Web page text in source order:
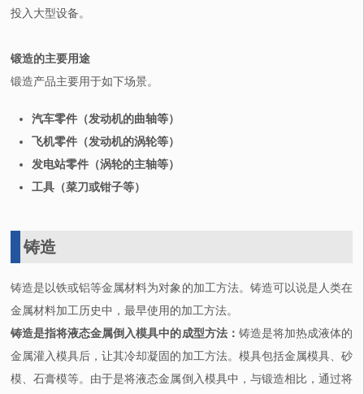
投入大型设备。
锻造的主要用途
锻造产品主要用于如下场景。
汽车零件（发动机的曲轴等）
飞机零件（发动机的涡轮等）
发电站零件（涡轮的主轴等）
工具（菜刀或钳子等）
铸造
铸造是以铁或铝等金属材料为对象的加工方法。铸造可以说是人类在
金属材料加工历史中，最早使用的加工方法。
铸造是指将液态金属倒入模具中的成型方法： 铸造是将加热成液体的
金属灌入模具后，让其冷却凝固的加工方法。模具包括金属模具、砂
模、石膏模等。由于是将液态金属倒入模具中，与锻造相比，通过将